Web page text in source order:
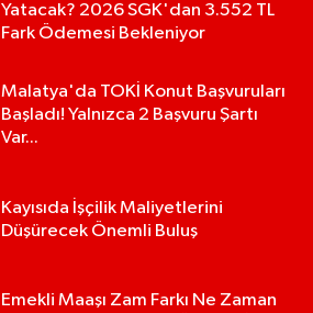
Yatacak? 2026 SGK'dan 3.552 TL
Fark Ödemesi Bekleniyor
Malatya'da TOKİ Konut Başvuruları
Başladı! Yalnızca 2 Başvuru Şartı
Var...
Kayısıda İşçilik Maliyetlerini
Düşürecek Önemli Buluş
Emekli Maaşı Zam Farkı Ne Zaman